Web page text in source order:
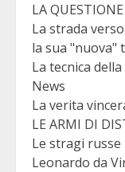
LA
La strada
la sua "nuova"
La tecnica
News
La verita
LE ARMI DI
Le stragi
Leonardo da